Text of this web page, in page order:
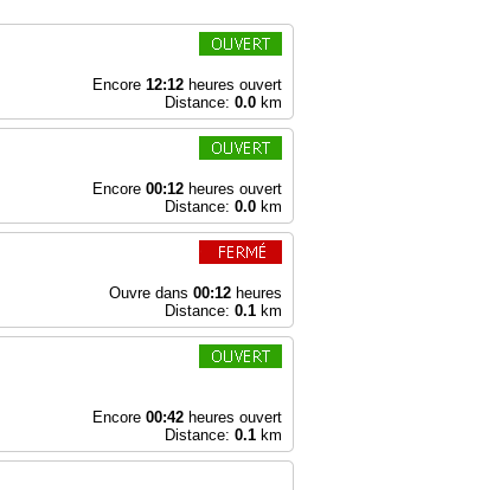
Encore 12:12heures ouvert
Distance: 0.0km
Encore 00:12heures ouvert
Distance: 0.0km
Ouvre dans 00:12heures
Distance: 0.1km
Encore 00:42heures ouvert
Distance: 0.1km